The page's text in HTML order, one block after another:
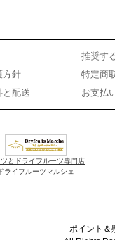
推奨す
方針
特定商
と配送 お支払
とドライフルーツ専門店
ドライフルーツマルシェ
ポイント＆